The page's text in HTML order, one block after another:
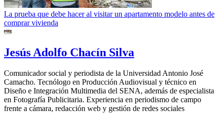
La prueba que debe hacer al visitar un apartamento modelo antes de
comprar vivienda
Jesús Adolfo Chacín Silva
Comunicador social y periodista de la Universidad Antonio José
Camacho. Tecnólogo en Producción Audiovisual y técnico en
Diseño e Integración Multimedia del SENA, además de especialista
en Fotografía Publicitaria. Experiencia en periodismo de campo
frente a cámara, redacción web y gestión de redes sociales